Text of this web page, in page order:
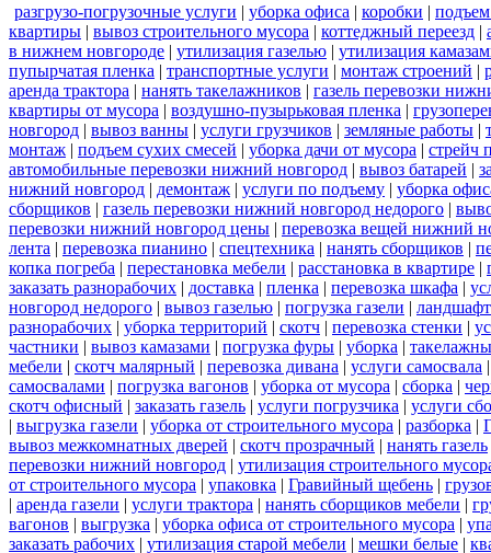
разгрузо-погрузочные услуги | уборка офиса | коробки |
квартиры | вывоз строительного мусора | коттеджный переезд |
в нижнем новгороде | утилизация газелью | утилизация
пупырчатая пленка | транспортные услуги | монтаж строений |
аренда трактора | нанять такелажников | газель перевозки
квартиры от мусора | воздушно-пузырьковая пленка |
новгород | вывоз ванны | услуги грузчиков | земляные работы |
монтаж | подъем сухих смесей | уборка дачи от мусора | стрейч
автомобильные перевозки нижний новгород | вывоз батарей |
нижний новгород | демонтаж | услуги по подъему | уборка
сборщиков | газель перевозки нижний новгород недорого |
перевозки нижний новгород цены | перевозка вещей нижний
лента | перевозка пианино | спецтехника | нанять сборщиков |
копка погреба | перестановка мебели | расстановка в квартире |
заказать разнорабочих | доставка | пленка | перевозка шкафа |
новгород недорого | вывоз газелью | погрузка газели |
разнорабочих | уборка территорий | скотч | перевозка стенки |
частники | вывоз камазами | погрузка фуры | уборка |
мебели | скотч малярный | перевозка дивана | услуги самосвала
самосвалами | погрузка вагонов | уборка от мусора | сборка |
скотч офисный | заказать газель | услуги погрузчика | услуги
| выгрузка газели | уборка от строительного мусора | разборка |
вывоз межкомнатных дверей | скотч прозрачный | нанять газель
перевозки нижний новгород | утилизация строительного
от строительного мусора | упаковка | Гравийный щебень |
| аренда газели | услуги трактора | нанять сборщиков мебели |
вагонов | выгрузка | уборка офиса от строительного мусора |
заказать рабочих | утилизация старой мебели | мешки белые |